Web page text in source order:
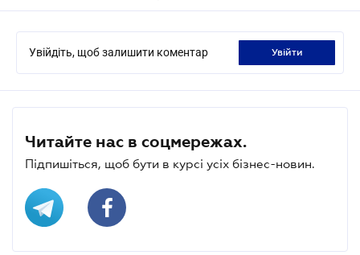
Увійдіть, щоб залишити коментар увійти
Читайте нас в соцмережах.
Підпишіться, щоб бути в курсі усіх бізнес-новин.